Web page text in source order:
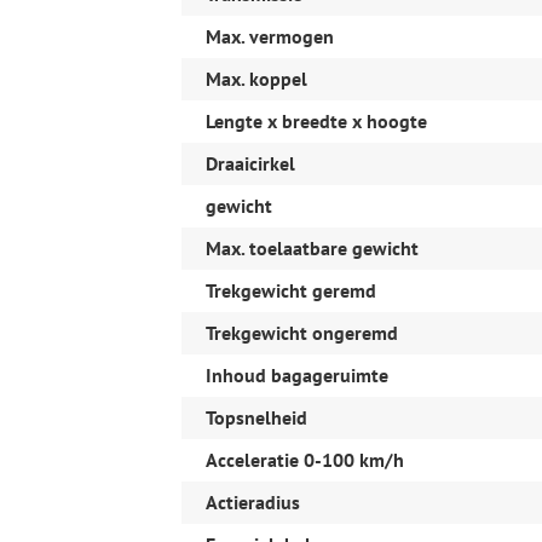
voorstoelen verwarmd
binnenspiegel automatisch dimmend
geluidsimulator
passagiersstoel in hoogte verstelbaar
stuurbekrachtiging snelheidsafhankelijk
Veiligheid
achteruitrij assistent
automatische snelheids begrenzing
Cruise control adaptief met stop&go en
Dodehoekdetectie met correctie
hoofdsteunen actief
Rijstrooksensor met correctie
uitwijk assistent
Lendesteun(en) elektrisch verstelbaar
Max. vermogen
Max. koppel
Lengte x breedte x hoogte
Draaicirkel
gewicht
Max. toelaatbare gewicht
Trekgewicht geremd
Trekgewicht ongeremd
Inhoud bagageruimte
Topsnelheid
Acceleratie 0-100 km/h
Actieradius